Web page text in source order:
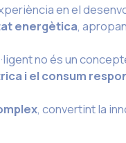
en el
energètica,
no és un
i el consum
, convertint la